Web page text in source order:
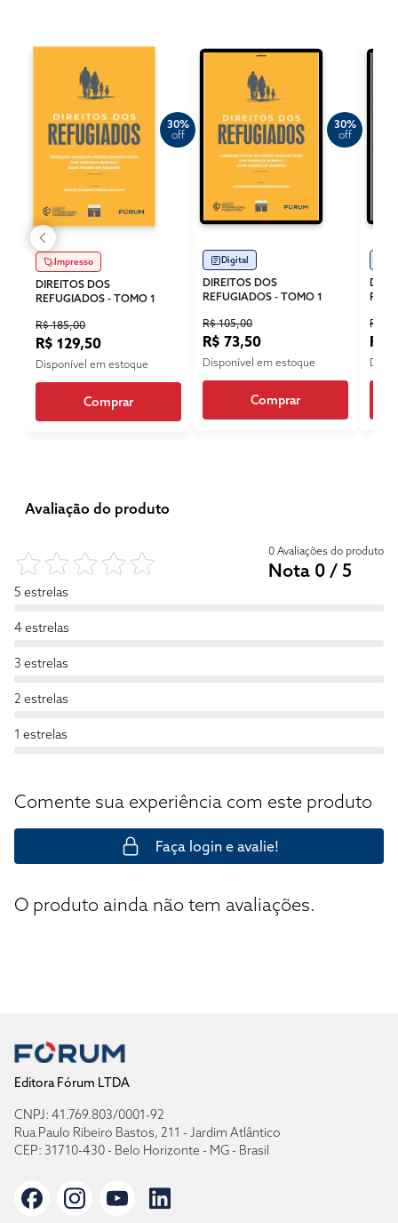
30%
off
Impresso
DIREITOS DOS
REFUGIADOS - TOMO 1
R$ 185,00
R$ 129,50
Disponível em estoque
Comprar
30%
off
Digital
DIREITOS DOS
REFUGIADOS - TOMO 1
R$ 105,00
R$ 73,50
Disponível em estoque
Comprar
R$
R$
Avaliação do produto
0 Avaliações do produto
Nota 0 / 5
5 estrelas
4 estrelas
3 estrelas
2 estrelas
1 estrelas
Comente sua experiência com este produto
Faça login e avalie!
O produto ainda não tem avaliações.
Editora Fórum LTDA
CNPJ: 41.769.803/0001-92
Rua Paulo Ribeiro Bastos, 211 - Jardim Atlântico
CEP: 31710-430 - Belo Horizonte - MG - Brasil